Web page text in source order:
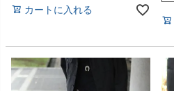
カートに入れる